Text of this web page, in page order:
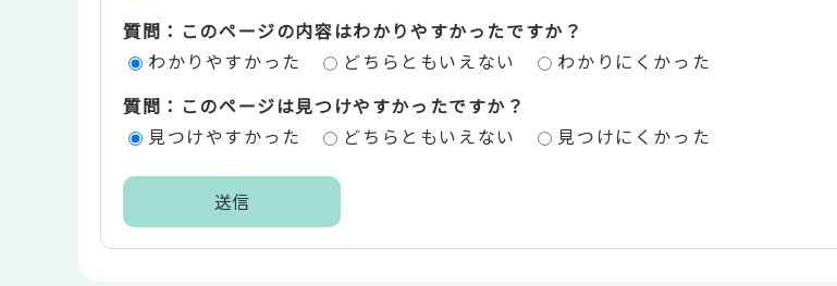
評
エ
質問：このページの内容はわかりやすかったですか？
わかりやすかった
どちらともいえない
わかりにくかった
質問：このページは見つけやすかったですか？
見つけやすかった
どちらともいえない 見つけにくかった